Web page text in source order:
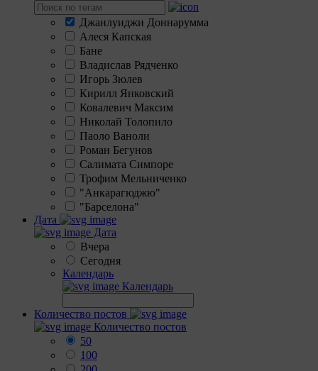
Джанлуиджи Доннарумма
Алеся Капская
Бане
Владислав Рядченко
Игорь Зюлев
Кирилл Янковский
Ковалевич Максим
Николай Толопило
Паоло Ваноли
Роман Бегунов
Салимата Симпоре
Трофим Мельниченко
"Анкарагюджю"
"Барселона"
Дата
Дата
Вчера
Сегодня
Календарь
Календарь
Количество постов
Количество постов
50
100